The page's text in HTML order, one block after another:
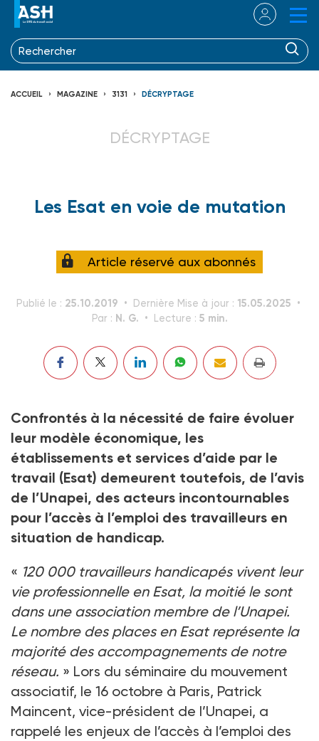
ACCUEIL MAGAZINE 3131 DÉCRYPTAGE
DÉCRYPTAGE
Les Esat en voie de mutation
Article réservé aux abonnés
Publié le : 25.10.2019 Dernière Mise à jour : 15.05.2025
Par : N. G. Lecture : 5 min.
Confrontés à la nécessité de faire évoluer
leur modèle économique, les
établissements et services d’aide par le
travail (Esat) demeurent toutefois, de l’avis
de l’Unapei, des acteurs incontournables
pour l’accès à l’emploi des travailleurs en
situation de handicap.
« 120 000 travailleurs handicapés vivent leur
vie professionnelle en Esat, la moitié le sont
dans une association membre de l’Unapei.
Le nombre des places en Esat représente la
majorité des accompagnements de notre
réseau. » Lors du séminaire du mouvement
associatif, le 16 octobre à Paris, Patrick
Maincent, vice-président de l’Unapei, a
rappelé les enjeux de l’accès à l’emploi des